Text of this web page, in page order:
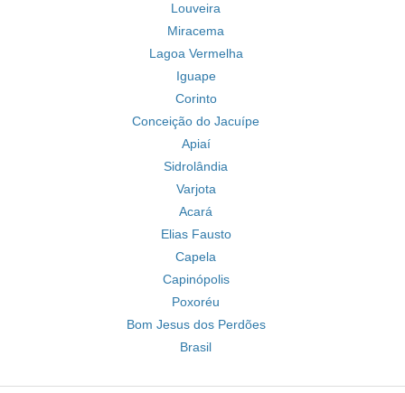
Louveira
Miracema
Lagoa Vermelha
Iguape
Corinto
Conceição do Jacuípe
Apiaí
Sidrolândia
Varjota
Acará
Elias Fausto
Capela
Capinópolis
Poxoréu
Bom Jesus dos Perdões
Brasil